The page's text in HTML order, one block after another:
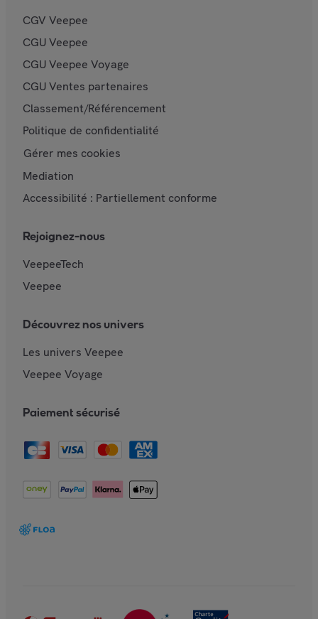
CGV Veepee
CGU Veepee
CGU Veepee Voyage
CGU Ventes partenaires
Classement/Référencement
Politique de confidentialité
Gérer mes cookies
Mediation
Accessibilité : Partiellement conforme
Rejoignez-nous
VeepeeTech
Veepee
Découvrez nos univers
Les univers Veepee
Veepee Voyage
Paiement sécurisé